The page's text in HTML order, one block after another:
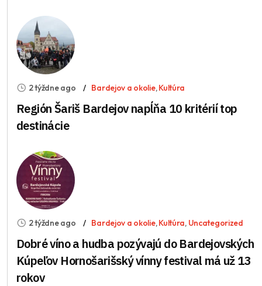
2 týždne ago Bardejov a okolie,Kultúra
Región Šariš Bardejov napĺňa 10 kritérií top
destinácie
2 týždne ago Bardejov a okolie,Kultúra, Uncategorized
Dobré víno a hudba pozývajú do Bardejovských
Kúpeľov Hornošarišský vínny festival má už 13
rokov